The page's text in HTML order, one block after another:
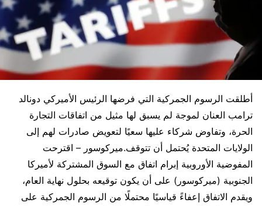
أطلقت الرسوم الجمركية التي فرضها الرئيس الأميركي دونالد
ترامب العنان لموجة لم يسبق لها مثيل من اتفاقات التجارة
الحرة، وتفاوض شركاء عليها سعيًا لتعويض صادرات لهم إلى
الولايات المتحدة يُحتمل أن تتوقف.ميركوسور – اقترحت
المفوضية الأوروبية إبرام اتفاق مع السوق المشتركة لأميركا
الجنوبية (ميركوسور) على أن يكون توقيعه بحلول نهاية العام،
ويقدم الاتفاق إعفاءً قياسيًا محتملًا من الرسوم الجمركية على